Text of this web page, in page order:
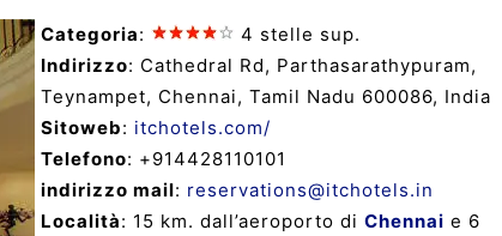
Categoria:
4 stelle sup.
Indirizzo: Cathedral Rd, Parthasarathypuram,
Teynampet, Chennai, Tamil Nadu 600086, India
Sitoweb: itchotels.com/
Telefono: +914428110101
indirizzo mail: reservations@itchotels.in
Località: 15 km. dall’aeroporto di Chennai e 6